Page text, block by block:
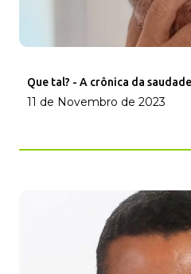
Que tal? - A crônica da
11 de Novembro de 2023